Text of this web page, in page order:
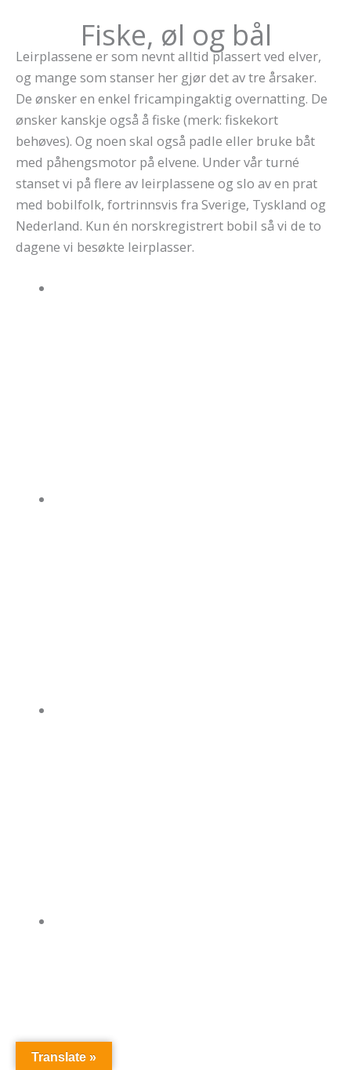
Fiske, øl og bål
Leirplassene er som nevnt alltid plassert ved elver,
og mange som stanser her gjør det av tre årsaker.
De ønsker en enkel fricampingaktig overnatting. De
ønsker kanskje også å fiske (merk: fiskekort
behøves). Og noen skal også padle eller bruke båt
med påhengsmotor på elvene. Under vår turné
stanset vi på flere av leirplassene og slo av en prat
med bobilfolk, fortrinnsvis fra Sverige, Tyskland og
Nederland. Kun én norskregistrert bobil så vi de to
dagene vi besøkte leirplasser.
Translate »